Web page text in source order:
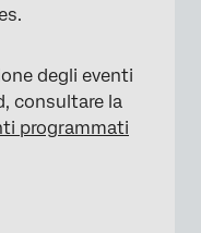
degli eventi
consultare la
programmati